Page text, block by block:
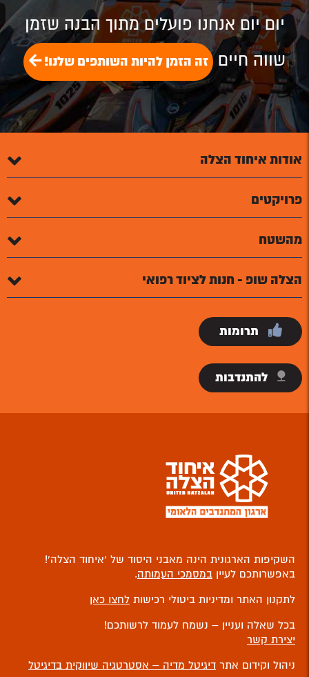
יום יום אנחנו פועלים מתוך הבנה שזמן
שווה חיים זה הזמן להיות השותפים שלנו!
אודות איחוד הצלה
פרויקטים
מהשטח
הצלה שופ - חנות לציוד רפואי
תרומות
להתנדבות
השקיפות הארגונית הינה מאבני היסוד של ‘איחוד הצלה’!
באפשרותכם לעיין במסמכי העמותה.
לתקנון האתר ומדיניות ביטולי רכישות לחצו כאן
בכל שאלה ועניין – נשמח לעמוד לרשותכם!
יצירת קשר
ניהול וקידום אתר דיגיטל מדיה – אסטרטגיה שיווקית בדיגיטל